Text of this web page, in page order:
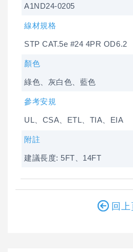
A1ND24-0205
線材規格
STP CAT.5e #24 4PR OD6.2
顏色
綠色、灰白色、藍色
參考安規
UL、CSA、ETL、TIA、EIA
附註
建議長度: 5FT、14FT
回上